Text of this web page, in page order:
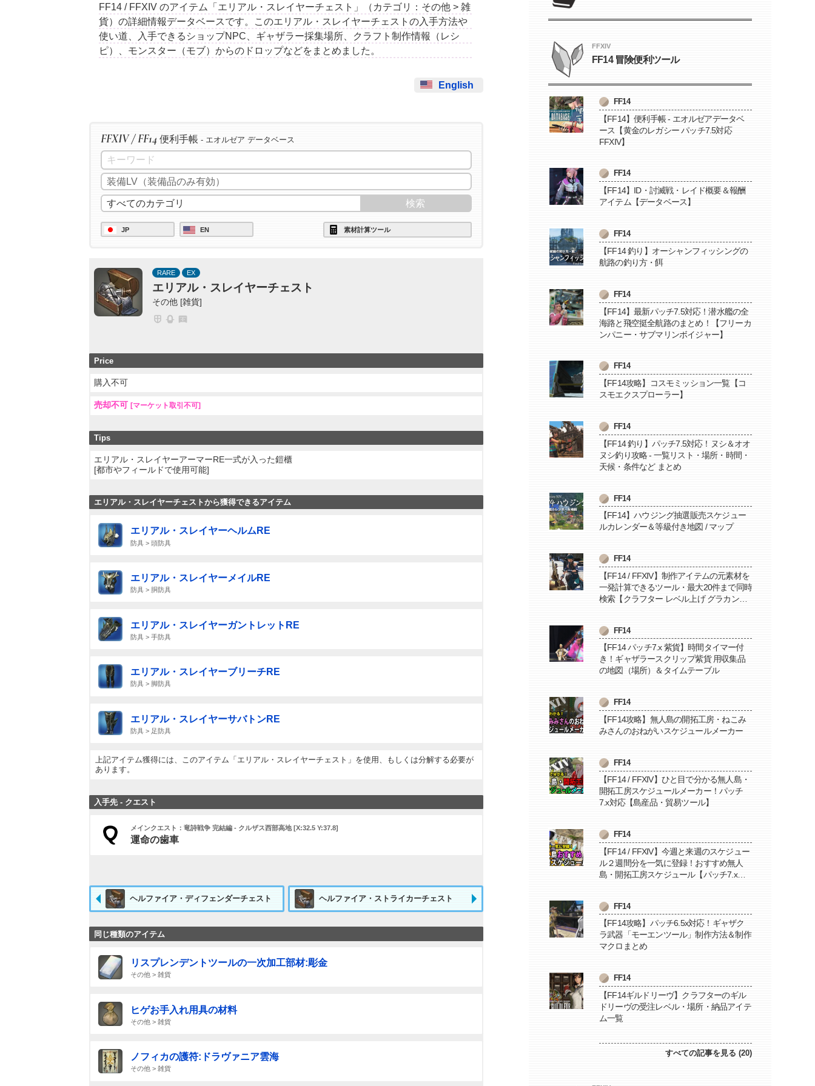
FF14 / FFXIV のアイテム「エリアル・スレイヤーチェスト」（カテゴリ：その他 > 雑
貨）の詳細情報データベースです。このエリアル・スレイヤーチェストの入手方法や
使い道、入手できるショップNPC、ギャザラー採集場所、クラフト制作情報（レシ
ピ）、モンスター（モブ）からのドロップなどをまとめました。
English
FFXIV / FF14 便利手帳 - エオルゼア データベース
JP EN 素材計算ツール
RARE EX
エリアル・スレイヤーチェスト
その他 [雑貨]
Price
購入不可
売却不可 [マーケット取引不可]
Tips
エリアル・スレイヤーアーマーRE一式が入った鎧櫃
[都市やフィールドで使用可能]
エリアル・スレイヤーチェストから獲得できるアイテム
エリアル・スレイヤーヘルムRE
防具 > 頭防具
エリアル・スレイヤーメイルRE
防具 > 胴防具
エリアル・スレイヤーガントレットRE
防具 > 手防具
エリアル・スレイヤーブリーチRE
防具 > 脚防具
エリアル・スレイヤーサバトンRE
防具 > 足防具
上記アイテム獲得には、このアイテム「エリアル・スレイヤーチェスト」を使用、もしくは分解する必要が
あります。
入手先 - クエスト
メインクエスト：竜詩戦争 完結編 - クルザス西部高地 [X:32.5 Y:37.8]
運命の歯車
ヘルファイア・ディフェンダーチェスト ヘルファイア・ストライカーチェスト
同じ種類のアイテム
リスプレンデントツールの一次加工部材:彫金
その他 > 雑貨
ヒゲお手入れ用具の材料
その他 > 雑貨
ノフィカの護符:ドラヴァニア雲海
その他 > 雑貨
FFXIV
FF14 冒険便利ツール
FF14
【FF14】便利手帳 - エオルゼアデータベ
ース【黄金のレガシー パッチ7.5対応
FFXIV】
FF14
【FF14】ID・討滅戦・レイド概要＆報酬
アイテム【データベース】
FF14
【FF14 釣り】オーシャンフィッシングの
航路の釣り方・餌
FF14
【FF14】最新パッチ7.5対応！潜水艦の全
海路と飛空挺全航路のまとめ！【フリーカ
ンパニー・サブマリンボイジャー】
FF14
【FF14攻略】コスモミッション一覧【コ
スモエクスプローラー】
FF14
【FF14 釣り】パッチ7.5対応！ヌシ＆オオ
ヌシ釣り攻略 - 一覧リスト・場所・時間・
天候・条件など まとめ
FF14
【FF14】ハウジング抽選販売スケジュー
ルカレンダー＆等級付き地図 / マップ
FF14
【FF14 / FFXIV】制作アイテムの元素材を
一発計算できるツール・最大20件まで同時
検索【クラフター レベル上げ グラカン納
FF14
【FF14 パッチ7.x 紫貨】時間タイマー付
き！ギャザラースクリップ紫貨 用収集品
の地図（場所）＆タイムテーブル
FF14
【FF14攻略】無人島の開拓工房・ねこみ
みさんのおねがいスケジュールメーカー
FF14
【FF14 / FFXIV】ひと目で分かる無人島・
開拓工房スケジュールメーカー！パッチ
7.x対応【島産品・貿易ツール】
FF14
【FF14 / FFXIV】今週と来週のスケジュー
ル２週間分を一気に登録！おすすめ無人
島・開拓工房スケジュール【パッチ7.x対
FF14
【FF14攻略】パッチ6.5x対応！ギャザク
ラ武器「モーエンツール」制作方法＆制作
マクロまとめ
FF14
【FF14ギルドリーヴ】クラフターのギル
ドリーヴの受注レベル・場所・納品アイテ
ム一覧
すべての記事を見る (20)